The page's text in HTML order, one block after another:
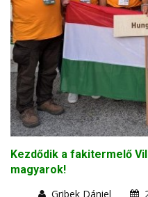
Kezdődik a fakitermelő
magyarok!
Gribek Dániel